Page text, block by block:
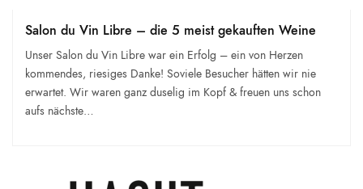
Salon du Vin Libre – die 5 meist gekauften Weine
Unser Salon du Vin Libre war ein Erfolg – ein von Herzen
kommendes, riesiges Danke! Soviele Besucher hätten wir nie
erwartet. Wir waren ganz duselig im Kopf & freuen uns schon
aufs nächste…